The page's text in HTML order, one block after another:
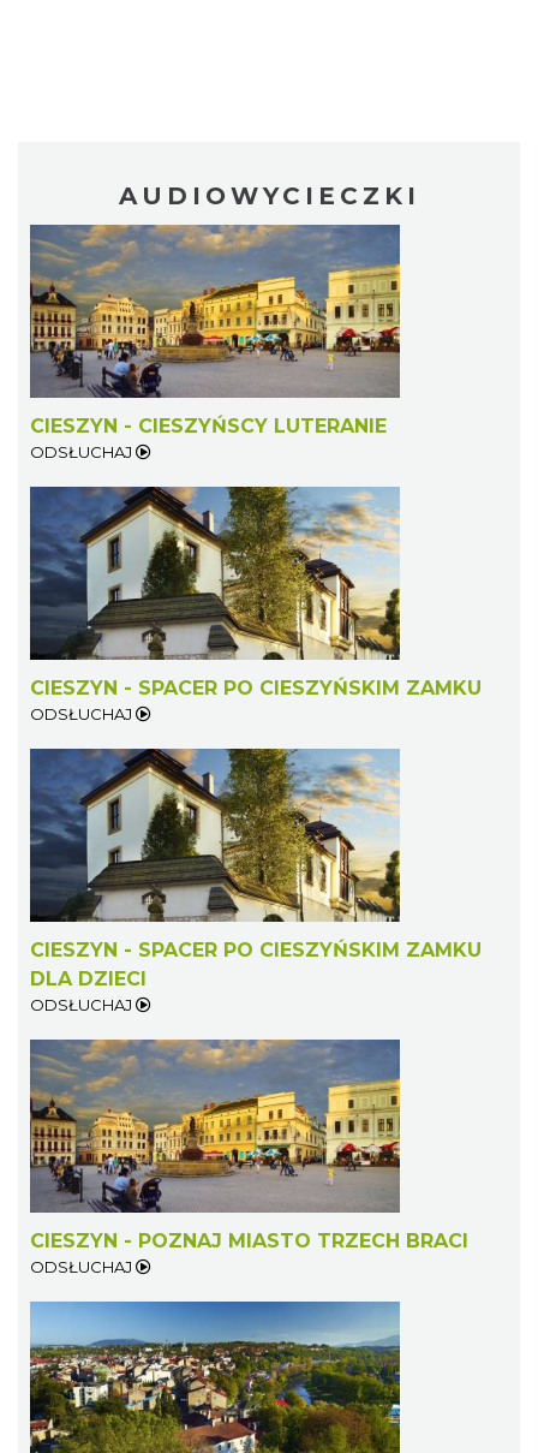
AUDIOWYCIECZKI
CIESZYN - CIESZYŃSCY LUTERANIE
ODSŁUCHAJ
CIESZYN - SPACER PO CIESZYŃSKIM ZAMKU
ODSŁUCHAJ
CIESZYN - SPACER PO CIESZYŃSKIM ZAMKU
DLA DZIECI
ODSŁUCHAJ
CIESZYN - POZNAJ MIASTO TRZECH BRACI
ODSŁUCHAJ